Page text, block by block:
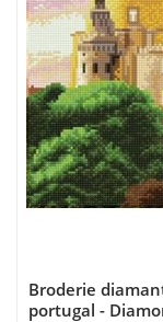
Broderie
portugal -